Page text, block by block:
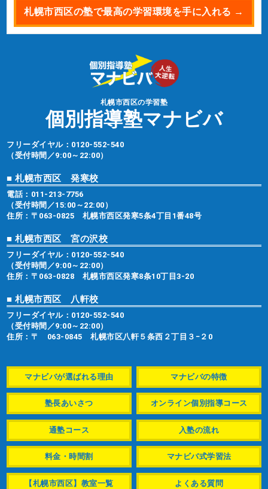
札幌市西区の塾で最高の学習環境を手に入れる →
札幌市西区の学習塾
個別指導塾マナビバ
フリーダイヤル： 0120-552-540
（受付時間／9:00～22:00）
■ 札幌市西区 発寒校
電話： 011-213-7756
（受付時間／15:00～22:00）
住所：〒063-0825 札幌市西区発寒5条4丁目1番48号
■ 札幌市西区 宮の沢校
フリーダイヤル： 0120-552-540
（受付時間／9:00～22:00）
住所：〒063-0828 札幌市西区発寒8条10丁目3-20
■ 札幌市西区 八軒校
フリーダイヤル： 0120-552-540
（受付時間／9:00～22:00）
住所：〒 063-0845 札幌市区八軒５条西２丁目３−２0
マナビバが選ばれる理由 マナビバの特徴
塾長あいさつ オンライン個別指導コース
通塾コース 入塾の流れ
料金・時間割 マナビバ式学習法
【札幌市西区】教室一覧 よくある質問